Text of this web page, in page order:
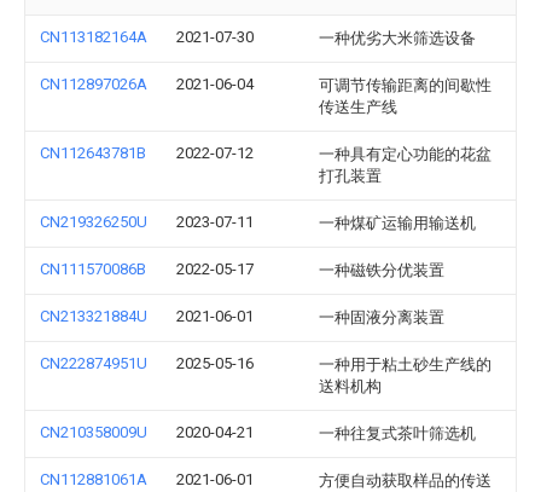
CN113182164A 2021-07-30 一种优劣大米筛选设备
CN112897026A 2021-06-04
可调节传输距离的间歇性
传送生产线
CN112643781B 2022-07-12
一种具有定心功能的花盆
打孔装置
CN219326250U 2023-07-11 一种煤矿运输用输送机
CN111570086B 2022-05-17 一种磁铁分优装置
CN213321884U 2021-06-01 一种固液分离装置
CN222874951U 2025-05-16
一种用于粘土砂生产线的
送料机构
CN210358009U 2020-04-21 一种往复式茶叶筛选机
CN112881061A 2021-06-01
方便自动获取样品的传送